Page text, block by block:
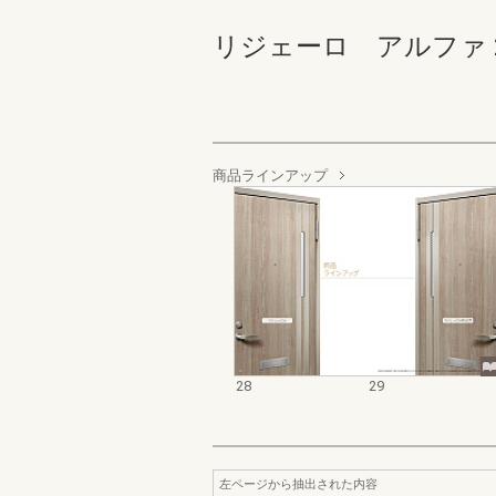
リジェーロ アルファ
商品ラインアップ
28 29
左ページから抽出された内容